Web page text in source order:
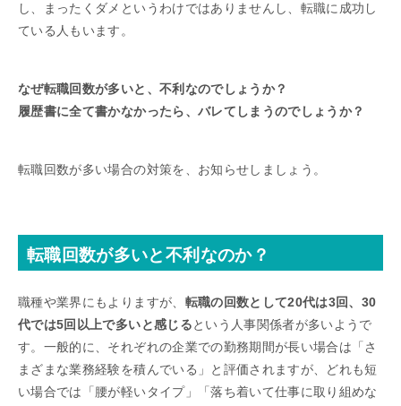
し、まったくダメというわけではありませんし、転職に成功し
ている人もいます。
なぜ転職回数が多いと、不利なのでしょうか？
履歴書に全て書かなかったら、バレてしまうのでしょうか？
転職回数が多い場合の対策を、お知らせしましょう。
転職回数が多いと不利なのか？
職種や業界にもよりますが、 転職の回数として20代は3回、30
代では5回以上で多いと感じるという人事関係者が多いようで
す。一般的に、それぞれの企業での勤務期間が長い場合は「さ
まざまな業務経験を積んでいる」と評価されますが、どれも短
い場合では「腰が軽いタイプ」「落ち着いて仕事に取り組めな